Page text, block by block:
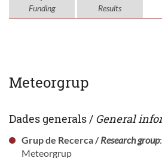
Funding
Results
Meteorgrup
Dades generals / General
Grup de Recerca /Research group
Meteorgrup